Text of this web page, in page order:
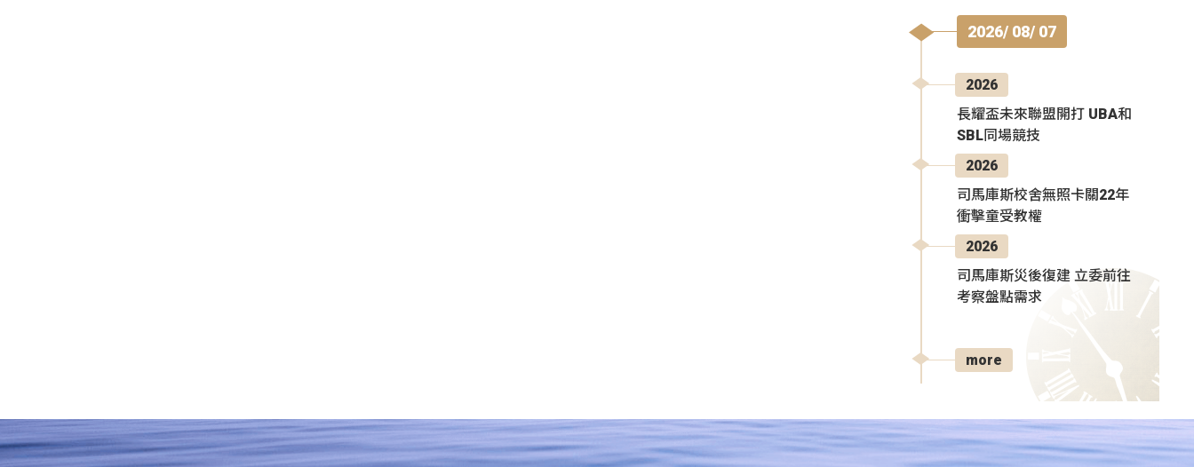
2026/ 08/ 07
2026
長耀盃未來聯盟開打 UBA和
SBL同場競技
2026
司馬庫斯校舍無照卡關22年
衝擊童受教權
2026
司馬庫斯災後復建 立委前往
考察盤點需求
more